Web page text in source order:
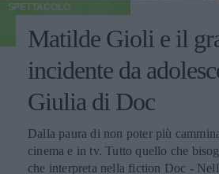
SPETTACOLO
Matilde Gioli e il
incidente da
Giulia di Doc
Dalla paura di non poter più
cinema e in tv. Tutto quello che
che interpreta nella fiction Doc -